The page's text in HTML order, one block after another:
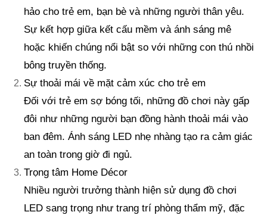
hảo cho trẻ em, bạn bè và những người thân yêu.
Sự kết hợp giữa kết cấu mềm và ánh sáng mê
hoặc khiến chúng nổi bật so với những con thú nhồi
bông truyền thống.
Sự thoải mái về mặt cảm xúc cho trẻ em
Đối với trẻ em sợ bóng tối, những đồ chơi này gấp
đôi như những người bạn đồng hành thoải mái vào
ban đêm. Ánh sáng LED nhẹ nhàng tạo ra cảm giác
an toàn trong giờ đi ngủ.
Trọng tâm Home Décor
Nhiều người trưởng thành hiện sử dụng đồ chơi
LED sang trọng như trang trí phòng thẩm mỹ, đặc